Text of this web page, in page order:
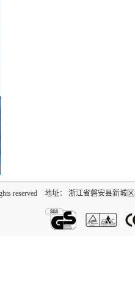
reserved 地址： 浙江省磐安县新城